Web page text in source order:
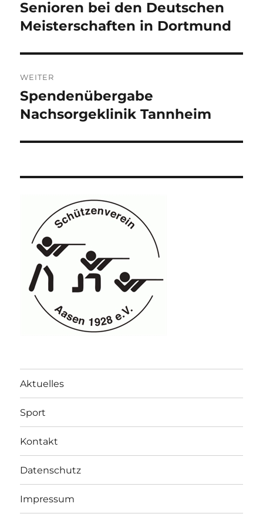
Vorheriger
Beitrag:
Senioren bei den Deutschen
Meisterschaften in Dortmund
WEITER
Nächster
Beitrag:
Spendenübergabe
Nachsorgeklinik Tannheim
Aktuelles
Sport
Kontakt
Datenschutz
Impressum